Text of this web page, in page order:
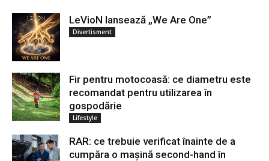
LeVioN lansează „We Are One”
Divertisment
Fir pentru motocoasă: ce diametru este
recomandat pentru utilizarea în
gospodărie
Lifestyle
RAR: ce trebuie verificat înainte de a
cumpăra o mașină second-hand în